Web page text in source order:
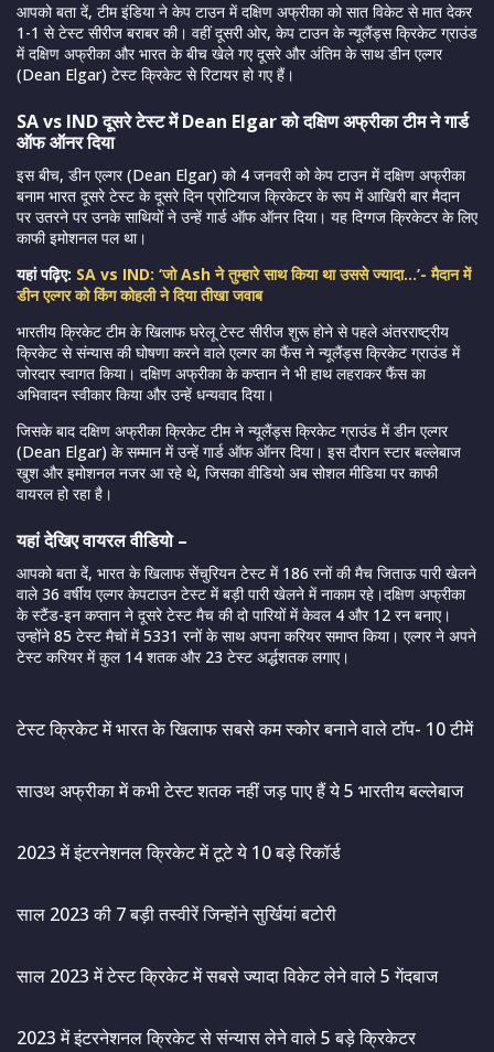
आपको बता दें, टीम इंडिया ने केप टाउन में दक्षिण अफ्रीका को सात विकेट से मात देकर
1-1 से टेस्ट सीरीज बराबर की। वहीं दूसरी ओर, केप टाउन के न्यूलैंड्स क्रिकेट ग्राउंड
में दक्षिण अफ्रीका और भारत के बीच खेले गए दूसरे और अंतिम के साथ डीन एल्गर
(Dean Elgar) टेस्ट क्रिकेट से रिटायर हो गए हैं।
SA vs IND दूसरे टेस्ट में Dean Elgar को दक्षिण अफ्रीका टीम ने गार्ड
ऑफ ऑनर दिया
इस बीच, डीन एल्गर (Dean Elgar) को 4 जनवरी को केप टाउन में दक्षिण अफ्रीका
बनाम भारत दूसरे टेस्ट के दूसरे दिन प्रोटियाज क्रिकेटर के रूप में आखिरी बार मैदान
पर उतरने पर उनके साथियों ने उन्हें गार्ड ऑफ ऑनर दिया। यह दिग्गज क्रिकेटर के लिए
काफी इमोशनल पल था।
यहां पढ़िए: SA vs IND: ‘जो Ash ने तुम्हारे साथ किया था उससे ज्यादा…’- मैदान में
डीन एल्गर को किंग कोहली ने दिया तीखा जवाब
भारतीय क्रिकेट टीम के खिलाफ घरेलू टेस्ट सीरीज शुरू होने से पहले अंतरराष्ट्रीय
क्रिकेट से संन्यास की घोषणा करने वाले एल्गर का फैंस ने न्यूलैंड्स क्रिकेट ग्राउंड में
जोरदार स्वागत किया। दक्षिण अफ्रीका के कप्तान ने भी हाथ लहराकर फैंस का
अभिवादन स्वीकार किया और उन्हें धन्यवाद दिया।
जिसके बाद दक्षिण अफ्रीका क्रिकेट टीम ने न्यूलैंड्स क्रिकेट ग्राउंड में डीन एल्गर
(Dean Elgar) के सम्मान में उन्हें गार्ड ऑफ ऑनर दिया। इस दौरान स्टार बल्लेबाज
खुश और इमोशनल नजर आ रहे थे, जिसका वीडियो अब सोशल मीडिया पर काफी
वायरल हो रहा है।
यहां देखिए वायरल वीडियो –
आपको बता दें, भारत के खिलाफ सेंचुरियन टेस्ट में 186 रनों की मैच जिताऊ पारी खेलने
वाले 36 वर्षीय एल्गर केपटाउन टेस्ट में बड़ी पारी खेलने में नाकाम रहे।दक्षिण अफ्रीका
के स्टैंड-इन कप्तान ने दूसरे टेस्ट मैच की दो पारियों में केवल 4 और 12 रन बनाए।
उन्होंने 85 टेस्ट मैचों में 5331 रनों के साथ अपना करियर समाप्त किया। एल्गर ने अपने
टेस्ट करियर में कुल 14 शतक और 23 टेस्ट अर्द्धशतक लगाए।
टेस्ट क्रिकेट में भारत के खिलाफ सबसे कम स्कोर बनाने वाले टाॅप- 10 टीमें
साउथ अफ्रीका में कभी टेस्ट शतक नहीं जड़ पाए हैं ये 5 भारतीय बल्लेबाज
2023 में इंटरनेशनल क्रिकेट में टूटे ये 10 बड़े रिकॉर्ड
साल 2023 की 7 बड़ी तस्वीरें जिन्होंने सुर्खियां बटोरी
साल 2023 में टेस्ट क्रिकेट में सबसे ज्यादा विकेट लेने वाले 5 गेंदबाज
2023 में इंटरनेशनल क्रिकेट से संन्यास लेने वाले 5 बड़े क्रिकेटर